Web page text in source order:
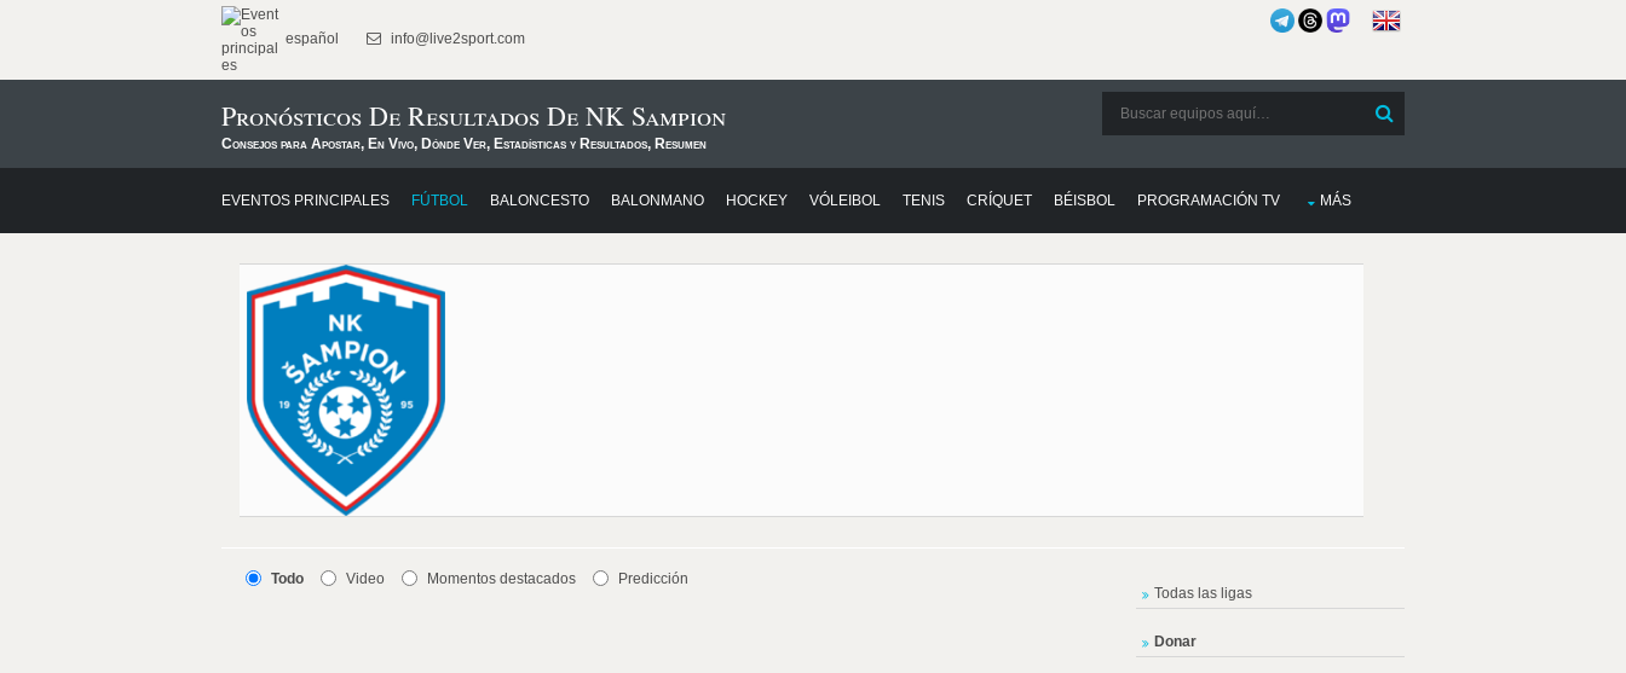
español info@live2sport.com
Pronósticos De Resultados De NK Sampion
Consejos para Apostar, En Vivo, Dónde Ver, Estadísticas y Resultados, Resumen
EVENTOS PRINCIPALES FÚTBOL BALONCESTO BALONMANO HOCKEY VÓLEIBOL TENIS CRÍQUET BÉISBOL PROGRAMACIÓN TV MÁS
Todo Video Momentos destacados Predicción
Todas las ligas
Donar